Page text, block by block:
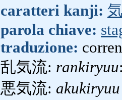
caratteri kanji:
parola chiave:
traduzione:
乱気流: rankiryuu
悪気流: akukiryuu